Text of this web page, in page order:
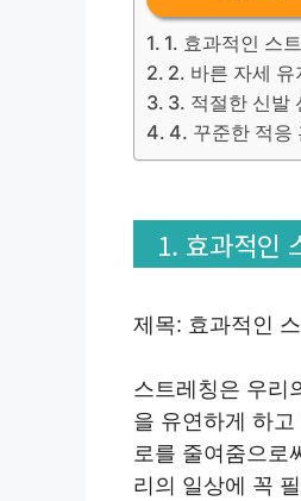
1. 효과적인 스
2. 바른 자세 유
3. 적절한 신발
4. 꾸준한 적응
1. 효과적인
제목: 효과적인
스트레칭은 우리
을 유연하게 하
로를 줄여줌으로
리의 일상에 꼭